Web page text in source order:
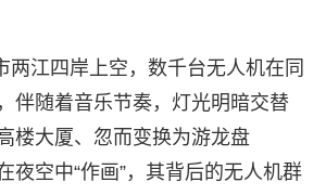
两江四岸上空，数千台无人机在同
伴随着音乐节奏，灯光明暗交替
楼大厦、忽而变换为游龙盘
空中“作画”，其背后的无人机群